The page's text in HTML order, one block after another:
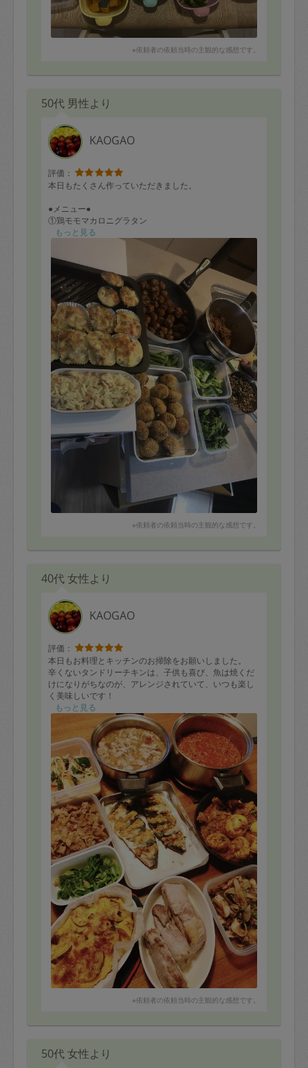
※依頼者の依頼当時の主観的な感想です。
50代 男性より
KAOGAO
評価：
本日もたくさん作っていただきました。
●メニュー●
①鶏モモマカロニグラタン
②かぼちゃコロッケ
④れんこん肉巻き
⑤魚料理
⑥豚肉のトマトシチュー
⑦弁当用付け合わせ副菜
どれも安定した美味しさです。
もっと見る
※依頼者の依頼当時の主観的な感想です。
40代 女性より
KAOGAO
評価：
本日もお料理とキッチンのお掃除をお願いしました。
辛くないタンドリーチキンは、子供も喜び、魚は焼くだ
けになりがちなのが、アレンジされていて、いつも楽し
く美味しいです！
①ローストポーク
②ミートソース
③魚料理
④魚料理
⑤ほか当日のもので何か
もっと見る
※依頼者の依頼当時の主観的な感想です。
50代 女性より